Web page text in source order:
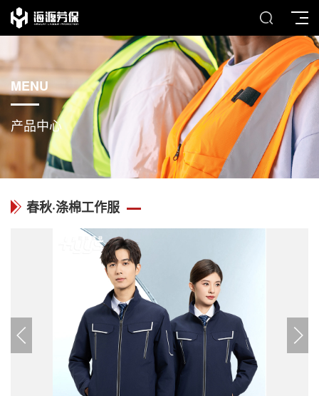
MENU
产品中心
春秋·涤棉工作服